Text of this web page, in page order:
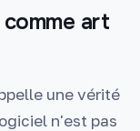
art
une vérité
n'est pas